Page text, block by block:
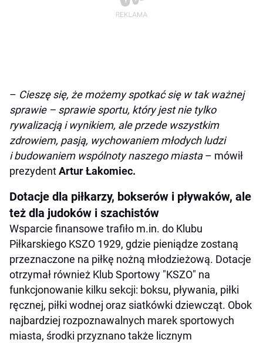
– Cieszę się, że możemy spotkać się w tak ważnej
sprawie – sprawie sportu, który jest nie tylko
rywalizacją i wynikiem, ale przede wszystkim
zdrowiem, pasją, wychowaniem młodych ludzi
i budowaniem wspólnoty naszego miasta– mówił
prezydentArtur Łakomiec.
Dotacje dla piłkarzy, bokserów i pływaków, ale
też dla judoków i szachistów
Wsparcie finansowe trafiło m.in. do Klubu
Piłkarskiego KSZO 1929, gdzie pieniądze zostaną
przeznaczone na piłkę nożną młodzieżową. Dotacje
otrzymał również Klub Sportowy "KSZO" na
funkcjonowanie kilku sekcji: boksu, pływania, piłki
ręcznej, piłki wodnej oraz siatkówki dziewcząt. Obok
najbardziej rozpoznawalnych marek sportowych
miasta, środki przyznano także licznym